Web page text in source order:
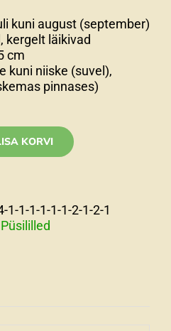
kuni august (september)
kergelt läikivad
cm
kuni niiske (suvel),
pinnases)
KORVI
1-1-1-1-1-1-2-1-2-1
Püsililled